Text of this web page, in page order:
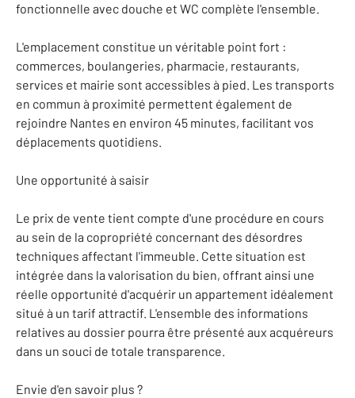
fonctionnelle avec douche et WC complète l'ensemble.
L'emplacement constitue un véritable point fort :
commerces, boulangeries, pharmacie, restaurants,
services et mairie sont accessibles à pied. Les transports
en commun à proximité permettent également de
rejoindre Nantes en environ 45 minutes, facilitant vos
déplacements quotidiens.
Une opportunité à saisir
Le prix de vente tient compte d'une procédure en cours
au sein de la copropriété concernant des désordres
techniques affectant l'immeuble. Cette situation est
intégrée dans la valorisation du bien, offrant ainsi une
réelle opportunité d'acquérir un appartement idéalement
situé à un tarif attractif. L'ensemble des informations
relatives au dossier pourra être présenté aux acquéreurs
dans un souci de totale transparence.
Envie d'en savoir plus ?